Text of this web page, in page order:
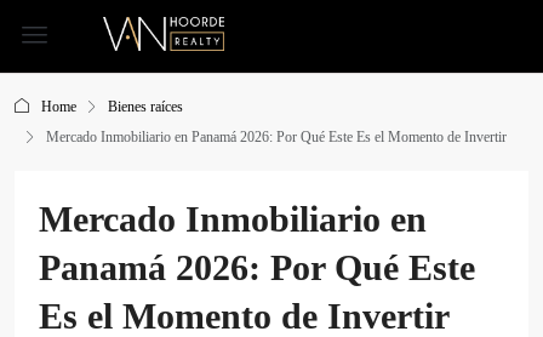
Home
Bienes raíces
Mercado Inmobiliario en Panamá 2026: Por Qué Este Es el Momento de Invertir
Mercado Inmobiliario en
Panamá 2026: Por Qué Este
Es el Momento de Invertir